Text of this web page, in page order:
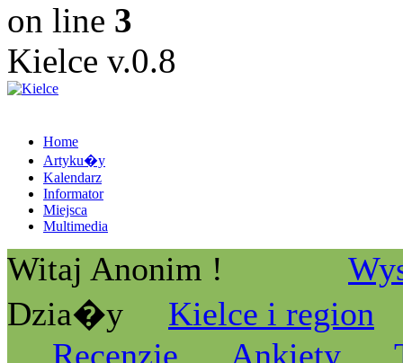
on line 3
Kielce v.0.8
Home
Artyku�y
Kalendarz
Informator
Miejsca
Multimedia
Witaj Anonim !
Dzia�y
Kielce i region
Recenzje
Ankiety